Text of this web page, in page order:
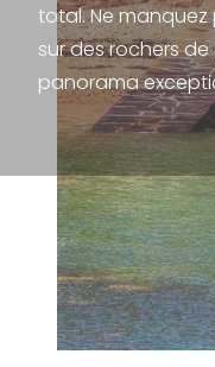
total. Ne
sur des rochers
panorama